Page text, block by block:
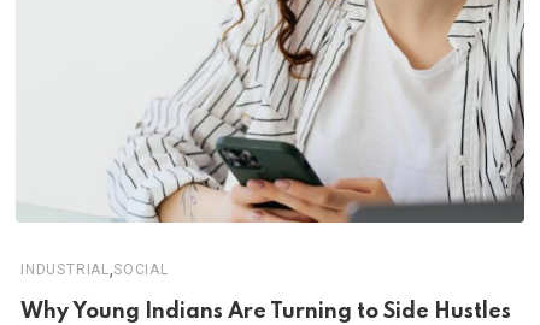
INDUSTRIAL,SOCIAL
Why Young Indians Are Turning to Side Hustles